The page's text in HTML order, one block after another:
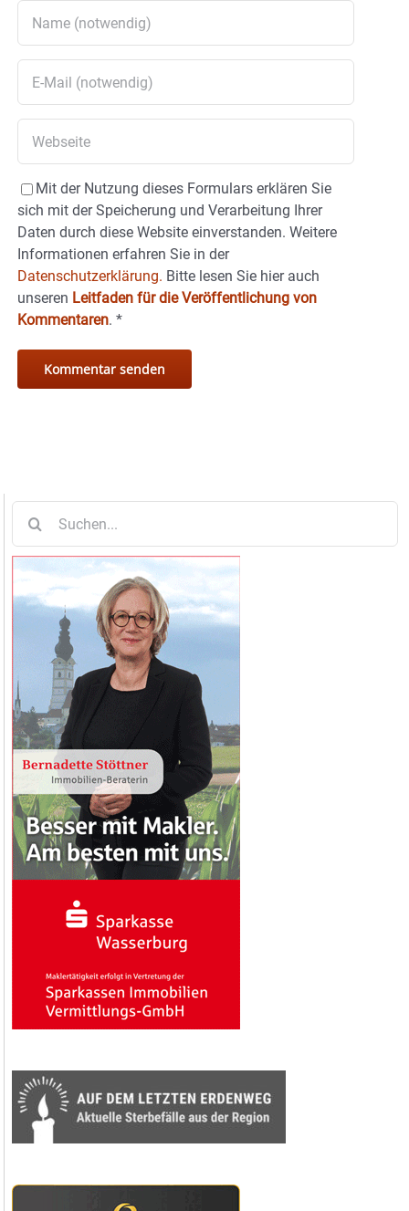
Mit der Nutzung dieses Formulars erklären Sie
sich mit der Speicherung und Verarbeitung Ihrer
Daten durch diese Website einverstanden. Weitere
Informationen erfahren Sie in der
Datenschutzerklärung. Bitte lesen Sie hier auch
unseren Leitfaden für die Veröffentlichung von
Kommentaren. *
nach: